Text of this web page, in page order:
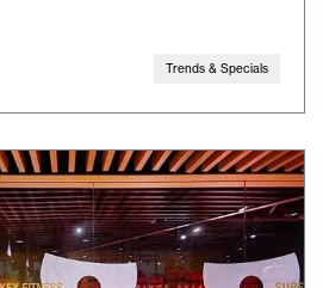
Trends & Specials